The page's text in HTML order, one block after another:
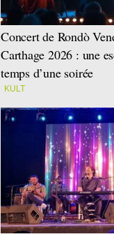
Concert de Rondò
Carthage 2026 : une
temps d’une soirée
KULT